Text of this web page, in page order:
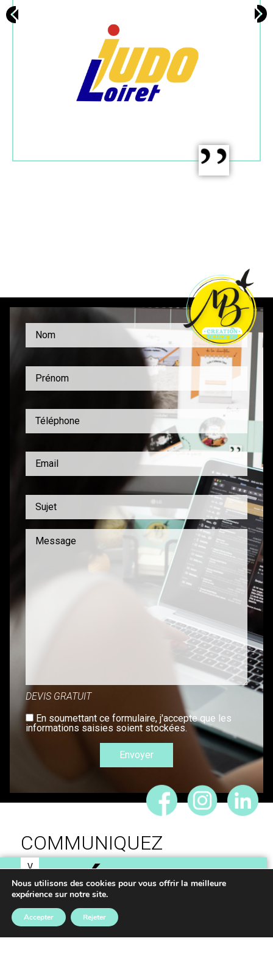
DEVIS GRATUIT
En soumettant ce formulaire, j'accepte que les
informations saisies soient stockées.
COMMUNIQUEZ
V
S
IDÉES,
RÉALISONS VOS
Nous utilisons des cookies pour vous offrir la meilleure
expérience sur notre site.
Accepter Rejeter